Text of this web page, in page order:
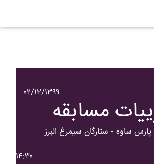
۰۲/۱۲/۱۳۹۹
مسابقه
پارس ساوه - ستارگان سيمرغ البرز
۱۴:۳۰